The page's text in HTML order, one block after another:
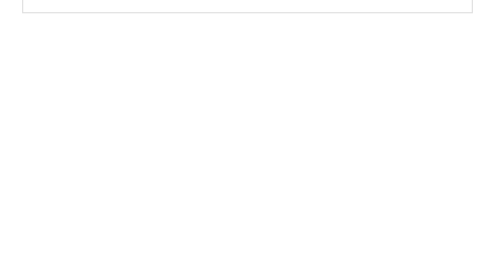
ない。いま悩んで頑張っている分、お返しは必ずく